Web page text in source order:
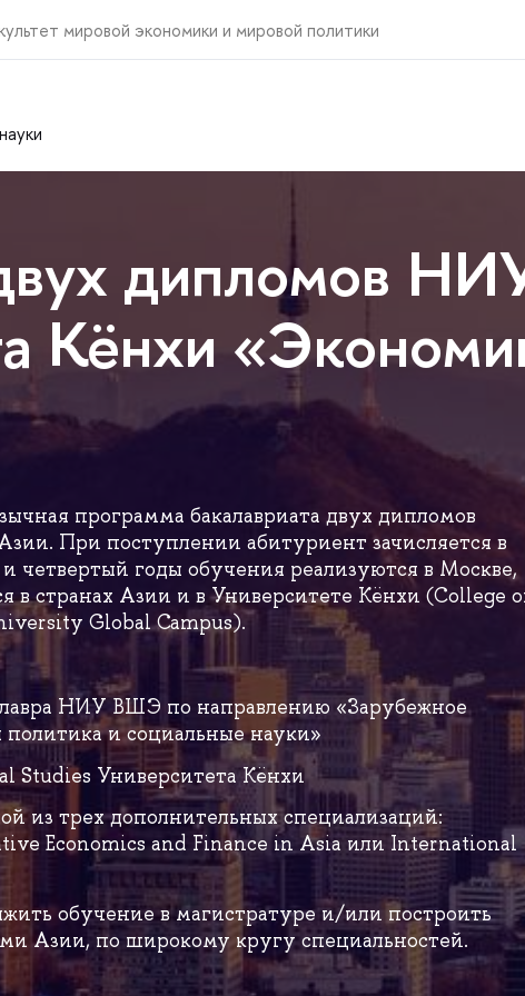
мировой экономики и мировой политики
дипломов
Кёнхи
программа бакалавриата двух дипломов
При поступлении абитуриент зачисляется в
четвертый годы обучения реализуются в Москве,
в странах Азии и в Университете Кёнхи (College
Global Campus).
НИУ ВШЭ по направлению «Зарубежное
и социальные науки»
Studies Университета Кёнхи
из трех дополнительных специализаций:
Economics and Finance in Asia или International
обучение в магистратуре и/или построить
Азии, по широкому кругу специальностей.